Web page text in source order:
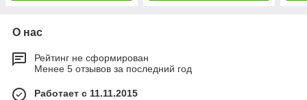
О нас
Рейтинг не сформирован
Менее 5 отзывов за последний год
Работает с 11.11.2015